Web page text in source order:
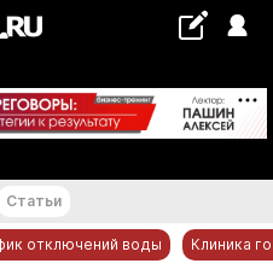
°С
Статьи
отключений воды Клиника